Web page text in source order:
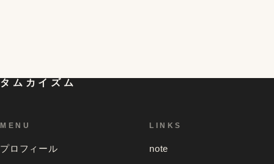
タムカイズム
MENU
プロフィール
LINKS
note